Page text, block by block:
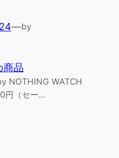
—by
商品
NOTHING WATCH
円（セー…